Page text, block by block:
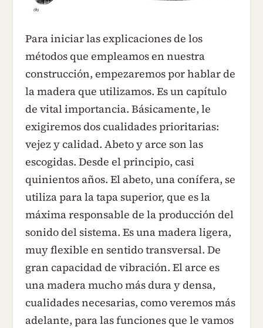
Para iniciar las explicaciones de los
métodos que empleamos en nuestra
construcción, empezaremos por hablar de
la madera que utilizamos. Es un capítulo
de vital importancia. Básicamente, le
exigiremos dos cualidades prioritarias:
vejez y calidad. Abeto y arce son las
escogidas. Desde el principio, casi
quinientos años. El abeto, una conífera, se
utiliza para la tapa superior, que es la
máxima responsable de la producción del
sonido del sistema. Es una madera ligera,
muy flexible en sentido transversal. De
gran capacidad de vibración. El arce es
una madera mucho más dura y densa,
cualidades necesarias, como veremos más
adelante, para las funciones que le vamos